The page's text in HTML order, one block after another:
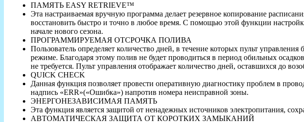
ПАМЯТЬ EASY RETRIEVE™
Эта настраиваемая вручную программа делает резервное копирование
восстановить быстро и точно в любое время. С помощью этой функции
начале нового сезона.
ПРОГРАММИРУЕМАЯ ОТСРОЧКА ПОЛИВА
Пользователь определяет количество дней, в течение которых пульт
режиме. Благодаря этому полив не будет проводиться в период обильных
не требуется. Пульт управления отображает количество дней, оставшихся до
QUICK CHECK
Данная функция позволяет провести оперативную диагностику проблем в
надпись «ERR»(«Ошибка») напротив номера неисправной зоны.
ЭНЕРГОНЕЗАВИСИМАЯ ПАМЯТЬ
Эта функция является защитой от ненадежных источников электропитания,
АВТОМАТИЧЕСКАЯ ЗАЩИТА ОТ КОРОТКИХ ЗАМЫКАНИЙ